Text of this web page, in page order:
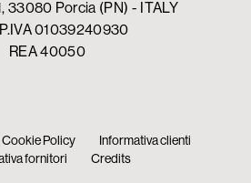
33080 Porcia (PN) - ITALY
01039240930
REA 40050
Cookie Policy
Informativa clienti
fornitori
Credits